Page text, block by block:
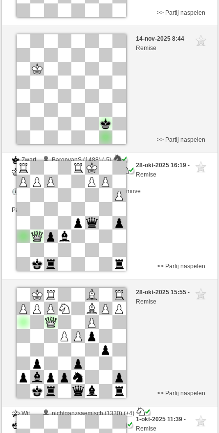
Zwart
Merrion (1241) (+15)
Speelduur: 9 minutes/side + 8 seconds/move
>> Partij naspelen
14-nov-2025 8:44-
Remise
Zwart
BaronvanS (1488) (-5)
Wit
SantaHelena (1375) (+5)
Speelduur: 9 minutes/side + 8 seconds/move
Partij telt mee voor de ranglijst
>> Partij naspelen
28-okt-2025 16:19-
Remise
Wit
brupewi (1265) (+7)
Zwart
SantaHelena (1415) (-7)
Speelduur: 9 minutes/side + 8 seconds/move
Partij telt mee voor de ranglijst
>> Partij naspelen
28-okt-2025 15:55-
Remise
Wit
nichtganzsaemisch (1330) (+4)
>> Partij naspelen
1-okt-2025 11:39-
Remise